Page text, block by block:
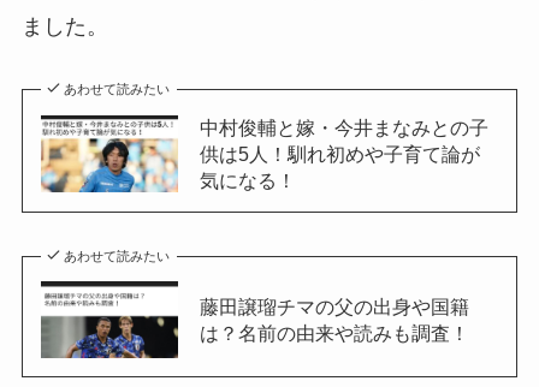
ました。
あわせて読みたい
中村俊輔と嫁・今井まなみとの子
供は5人！馴れ初めや子育て論が
気になる！
あわせて読みたい
藤田譲瑠チマの父の出身や国籍
は？名前の由来や読みも調査！